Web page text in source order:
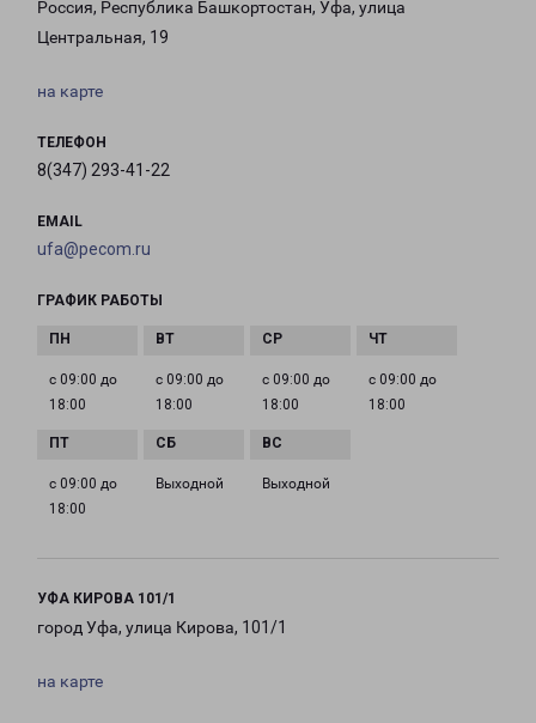
Россия, Республика Башкортостан, Уфа, улица
Центральная, 19
на карте
ТЕЛЕФОН
8(347) 293-41-22
EMAIL
ufa@pecom.ru
ГРАФИК РАБОТЫ
с 09:00 до
18:00
с 09:00 до
18:00
с 09:00 до
18:00
с 09:00 до
18:00
с 09:00 до
18:00
Выходной Выходной
УФА КИРОВА 101/1
город Уфа, улица Кирова, 101/1
на карте